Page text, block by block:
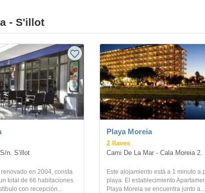
- S'illot
n. S'illot
en 2004, consta
total de 66 habitaciones.
con recepción...
Playa Moreia
2 llaves
Cami De La Mar - Cala Moreia 2.
Este alojamiento está a 1 minuto a
playa. El establecimiento
Playa Moreia se encuentra junto a...